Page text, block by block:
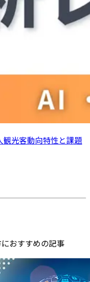
観光客動向特性と課題
おすすめの記事